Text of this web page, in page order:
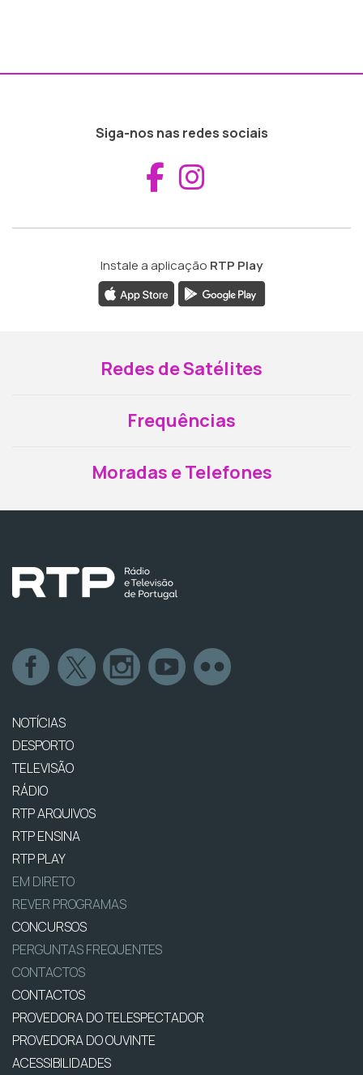
Siga-nos nas redes sociais
Aceder ao
Instale a aplicação RTP Play
Redes de Satélites
Frequências
Moradas e Telefones
NOTÍCIAS
DESPORTO
TELEVISÃO
RÁDIO
RTP ARQUIVOS
RTP ENSINA
RTP PLAY
EM DIRETO
REVER PROGRAMAS
CONCURSOS
PERGUNTAS FREQUENTES
CONTACTOS
CONTACTOS
PROVEDORA DO TELESPECTADOR
PROVEDORA DO OUVINTE
ACESSIBILIDADES